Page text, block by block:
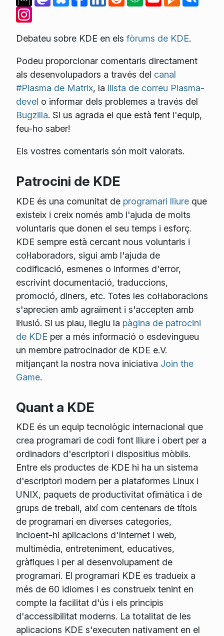
Debateu sobre KDE en els fòrums de KDE.
Podeu proporcionar comentaris directament
als desenvolupadors a través del canal
#Plasma de Matrix, la llista de correu Plasma-
devel o informar dels problemes a través del
Bugzilla. Si us agrada el que està fent l'equip,
feu-ho saber!
Els vostres comentaris són molt valorats.
Patrocini de KDE
KDE és una comunitat de programari lliureque
existeix i creix només amb l'ajuda de molts
voluntaris que donen el seu temps i esforç.
KDE sempre està cercant nous voluntaris i
col·laboradors, sigui amb l'ajuda de
codificació, esmenes o informes d'error,
escrivint documentació, traduccions,
promoció, diners, etc. Totes les col·laboracions
s'aprecien amb agraïment i s'accepten amb
il·lusió. Si us plau, llegiu la pàgina de patrocini
de KDE per a més informació o esdevingueu
un membre patrocinador de KDE e.V.
mitjançant la nostra nova iniciativa Join the
Game.
Quant a KDE
KDE és un equip tecnològic internacional que
crea programari de codi font lliure i obert per a
ordinadors d'escriptori i dispositius mòbils.
Entre els productes de KDE hi ha un sistema
d'escriptori modern per a plataformes Linux i
UNIX, paquets de productivitat ofimàtica i de
grups de treball, així com centenars de títols
de programari en diverses categories,
incloent-hi aplicacions d'Internet i web,
multimèdia, entreteniment, educatives,
gràfiques i per al desenvolupament de
programari. El programari KDE es tradueix a
més de 60 idiomes i es construeix tenint en
compte la facilitat d'ús i els principis
d'accessibilitat moderns. La totalitat de les
aplicacions KDE s'executen nativament en el